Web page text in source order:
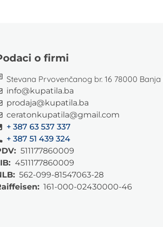
o firmi
Stevana Prvovenčanog br. 16 78000
info@kupatila.ba
prodaja@kupatila.ba
ceratonkupatila@gmail.com
+ 387 63 537 337
+ 387 51 439 324
511177860009
4511177860009
562-099-81547063-28
161-000-02430000-46